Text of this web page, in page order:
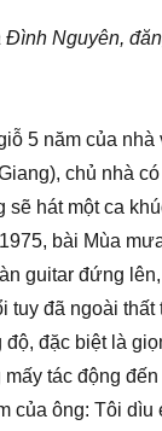
Đình Nguyên,
5 năm của
chủ nhà
sẽ hát một ca
bài Mùa
guitar đứng
tuy đã ngoài thất
độ, đặc biệt là
tác động đến
của ông: Tôi dìu